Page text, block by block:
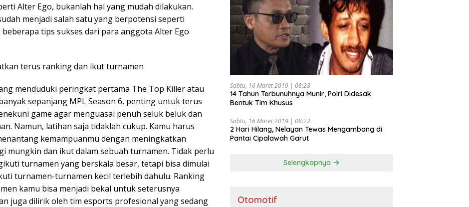
Alter Ego, bukanlah hal yang mudah dilakukan.
menjadi salah satu yang berpotensi seperti
beberapa tips sukses dari para anggota Alter Ego
terus ranking dan ikut turnamen
menduduki peringkat pertama The Top Killer atau
sepanjang MPL Season 6, penting untuk terus
game agar menguasai penuh seluk beluk dan
Namun, latihan saja tidaklah cukup. Kamu harus
kemampuanmu dengan meningkatkan
mungkin dan ikut dalam sebuah turnamen. Tidak perlu
turnamen yang berskala besar, tetapi bisa dimulai
turnamen-turnamen kecil terlebih dahulu. Ranking
kamu bisa menjadi bekal untuk seterusnya
juga dilirik oleh tim esports profesional yang sedang
Sabtu, 16 Maret 2019 | 08:28
14 Tahun Terbunuhnya Munir, Polri Didesak
Bentuk Tim Khusus
Sabtu, 16 Maret 2019 | 08:22
2 Hari Hilang, Nelayan Tewas Mengambang di
Pantai Cipalawah Garut
Selengkapnya
Otomotif